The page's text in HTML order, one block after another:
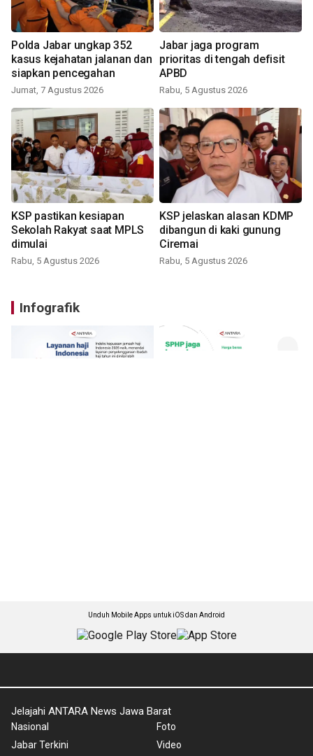
Polda Jabar ungkap 352
kasus kejahatan jalanan dan
siapkan pencegahan
Jumat, 7 Agustus 2026
Jabar jaga program
prioritas di tengah defisit
APBD
Rabu, 5 Agustus 2026
KSP pastikan kesiapan
Sekolah Rakyat saat MPLS
dimulai
Rabu, 5 Agustus 2026
KSP jelaskan alasan KDMP
dibangun di kaki gunung
Ciremai
Rabu, 5 Agustus 2026
Infografik
Unduh Mobile Apps untuk iOS dan Android
Jelajahi ANTARA News Jawa Barat
Nasional
Jabar Terkini
Foto
Video